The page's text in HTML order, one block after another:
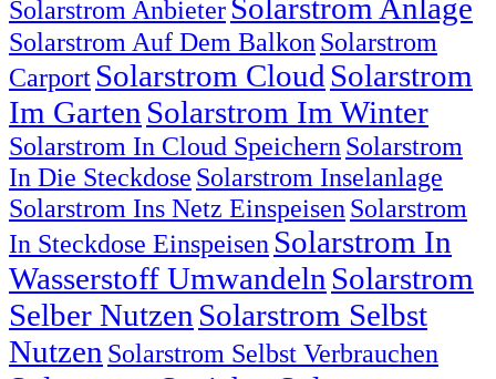
Solarstrom Anbieter Solarstrom Anlage
Solarstrom Auf Dem Balkon Solarstrom
Carport Solarstrom Cloud Solarstrom
Im Garten Solarstrom Im Winter
Solarstrom In Cloud Speichern Solarstrom
In Die Steckdose Solarstrom Inselanlage
Solarstrom Ins Netz Einspeisen Solarstrom
In Steckdose Einspeisen Solarstrom In
Wasserstoff Umwandeln Solarstrom
Selber Nutzen Solarstrom Selbst
Nutzen Solarstrom Selbst Verbrauchen